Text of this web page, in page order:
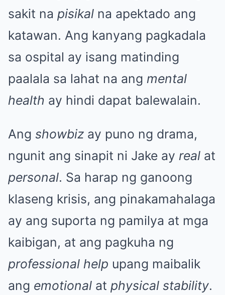
sakit na pisikal na apektado ang
katawan. Ang kanyang pagkadala
sa ospital ay isang matinding
paalala sa lahat na ang mental
health ay hindi dapat balewalain.
Ang showbiz ay puno ng drama,
ngunit ang sinapit ni Jake ay real at
personal. Sa harap ng ganoong
klaseng krisis, ang pinakamahalaga
ay ang suporta ng pamilya at mga
kaibigan, at ang pagkuha ng
professional help upang maibalik
ang emotional at physical stability.